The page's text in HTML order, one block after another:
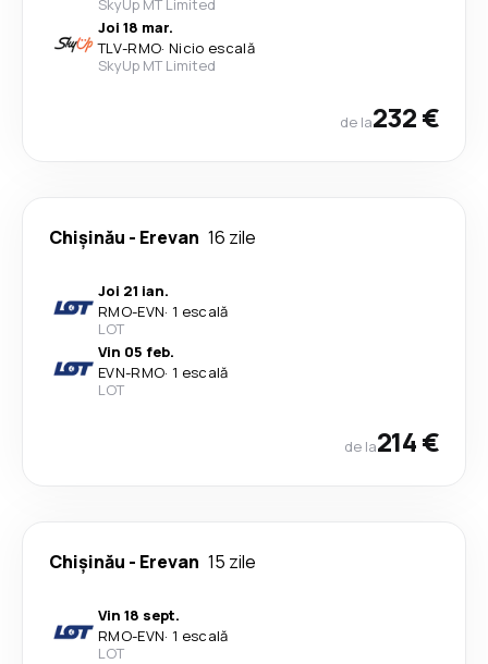
SkyUp MT Limited
Joi 18 mar.
TLV-RMO· Nicio escală
SkyUp MT Limited
de la232 €
Chişinău - Erevan 16 zile
Joi 21 ian.
RMO-EVN· 1 escală
LOT
Vin 05 feb.
EVN-RMO· 1 escală
LOT
de la214 €
Chişinău - Erevan 15 zile
Vin 18 sept.
RMO-EVN· 1 escală
LOT